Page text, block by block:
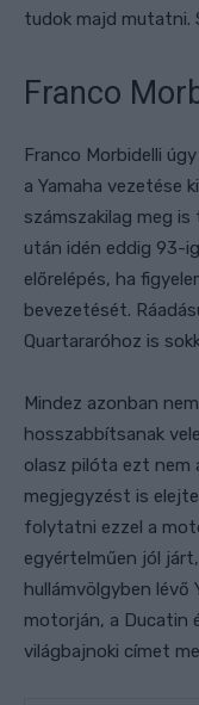
tudok majd mutatni.
Franco
Franco Morbidelli
a Yamaha vezetése
számszakilag meg
után idén eddig 93-
előrelépés, ha
bevezetését.
Quartararóhoz is
Mindez azonban
hosszabbítsanak
olasz pilóta ezt nem
megjegyzést is
folytatni ezzel a
egyértelműen jól
hullámvölgyben lévő
motorján, a Ducatin
világbajnoki címet